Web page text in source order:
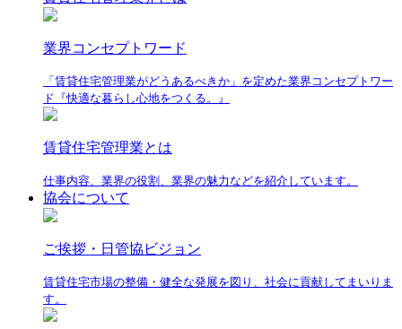
業界コンセプトワード
「賃貸住宅管理業がどうあるべきか」を定めた業界コンセプトワー
ド『快適な暮らし心地をつくる。』
賃貸住宅管理業とは
仕事内容、業界の役割、業界の魅力などを紹介しています。
協会について
ご挨拶・日管協ビジョン
賃貸住宅市場の整備・健全な発展を図り、社会に貢献してまいりま
す。